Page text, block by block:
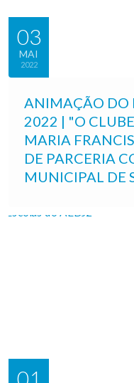
03
MAI
2022
ANIMAÇÃO DO
2022 | "O
MARIA
DE PARCERIA
MUNICIPAL DE
01